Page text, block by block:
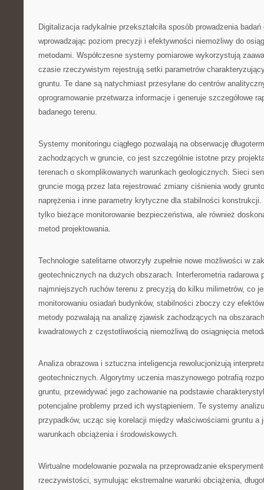
Digitalizacja radykalnie przekształciła sposób prowadzenia
wprowadzając poziom precyzji i efektywności niemożliwy do
metodami. Współczesne systemy pomiarowe wykorzystują
czasie rzeczywistym rejestrują setki parametrów
gruntu. Te dane są natychmiast przesyłane do centrów
oprogramowanie przetwarza informacje i generuje szczegółowe
badanego terenu.
Systemy monitoringu ciągłego pozwalają na obserwację
zachodzących w gruncie, co jest szczególnie istotne przy
terenach o skomplikowanych warunkach geologicznych. Sieci
gruncie mogą przez lata rejestrować zmiany ciśnienia wody
naprężenia i inne parametry krytyczne dla stabilności konstrukcji.
tylko bieżące monitorowanie bezpieczeństwa, ale również
metod projektowania.
Technologie satelitarne otworzyły zupełnie nowe możliwości w
geotechnicznych na dużych obszarach. Interferometria radarowa
najmniejszych ruchów terenu z precyzją do kilku milimetrów, co
monitorowaniu osiadań budynków, stabilności zboczy czy
metody pozwalają na analizę zjawisk zachodzących na
kwadratowych z częstotliwością niemożliwą do osiągnięcia
Analiza obrazowa i sztuczna inteligencja rewolucjonizują
geotechnicznych. Algorytmy uczenia maszynowego potrafią
gruntu, przewidywać jego zachowanie na podstawie
potencjalne problemy przed ich wystąpieniem. Te systemy
przypadków, ucząc się korelacji między właściwościami gruntu a
warunkach obciążenia i środowiskowych.
Wirtualne modelowanie pozwala na przeprowadzanie
rzeczywistości, symulując ekstremalne warunki obciążenia,